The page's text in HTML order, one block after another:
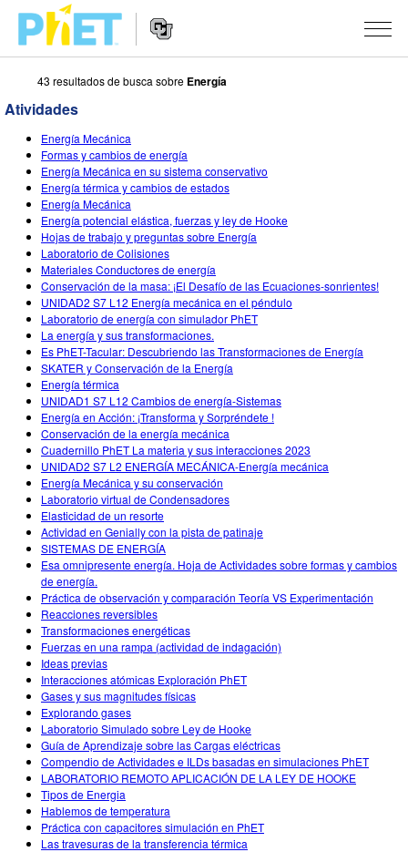
Busca
no
Portal
PhET
Portal
SIMULAÇÕES
Todas as Sims
Física
Matemática & Estatística
Química
Terra & Espaço
Biologia
Traduzir Sims
Customizable Sims
STUDIO
About Studio
Customizable Sims
Inicie seu Teste Grátis
Adquira uma Licença
ENSINO
Atividades
Envie sua Atividade
Orientações para Contribuição de Atividade
Oficinas Virtuais
Professional Learning with PhET
Teaching with PhET
PESQUISA
INICIATIVAS
Design Inclusivo
PhET Global
Fluência em Dados
DEIB na STEM Ed
SceneryStack OSE
Relatório de Impacto
ENTRE/REGISTRE-SE
ENTRE/REGISTRE-SE
43 resultados de busca sobre Energía
Atividades
Energía Mecánica
Formas y cambios de energía
Energía Mecánica en su sistema conservativo
Energía térmica y cambios de estados
Energía Mecánica
Energía potencial elástica, fuerzas y ley de Hooke
Hojas de trabajo y preguntas sobre Energía
Laboratorio de Colisiones
Materiales Conductores de energía
Conservación de la masa: ¡El Desafío de las Ecuaciones-sonrientes!
UNIDAD2 S7 L12 Energía mecánica en el péndulo
Laboratorio de energía con simulador PhET
La energía y sus transformaciones.
Es PhET-Tacular: Descubriendo las Transformaciones de Energía
SKATER y Conservación de la Energía
Energía térmica
UNIDAD1 S7 L12 Cambios de energía-Sistemas
Energía en Acción: ¡Transforma y Sorpréndete !
Conservación de la energía mecánica
Cuadernillo PhET La materia y sus interacciones 2023
UNIDAD2 S7 L2 ENERGÍA MECÁNICA-Energía mecánica
Energía Mecánica y su conservación
Laboratorio virtual de Condensadores
Elasticidad de un resorte
Actividad en Genially con la pista de patinaje
SISTEMAS DE ENERGÍA
Esa omnipresente energía. Hoja de Actividades sobre formas y cambios
de energía.
Práctica de observación y comparación Teoría VS Experimentación
Reacciones reversibles
Transformaciones energéticas
Fuerzas en una rampa (actividad de indagación)
Ideas previas
Interacciones atómicas Exploración PhET
Gases y sus magnitudes físicas
Explorando gases
Laboratorio Simulado sobre Ley de Hooke
Guía de Aprendizaje sobre las Cargas eléctricas
Compendio de Actividades e ILDs basadas en simulaciones PhET
LABORATORIO REMOTO APLICACIÓN DE LA LEY DE HOOKE
Tipos de Energia
Hablemos de temperatura
Práctica con capacitores simulación en PhET
Las travesuras de la transferencia térmica